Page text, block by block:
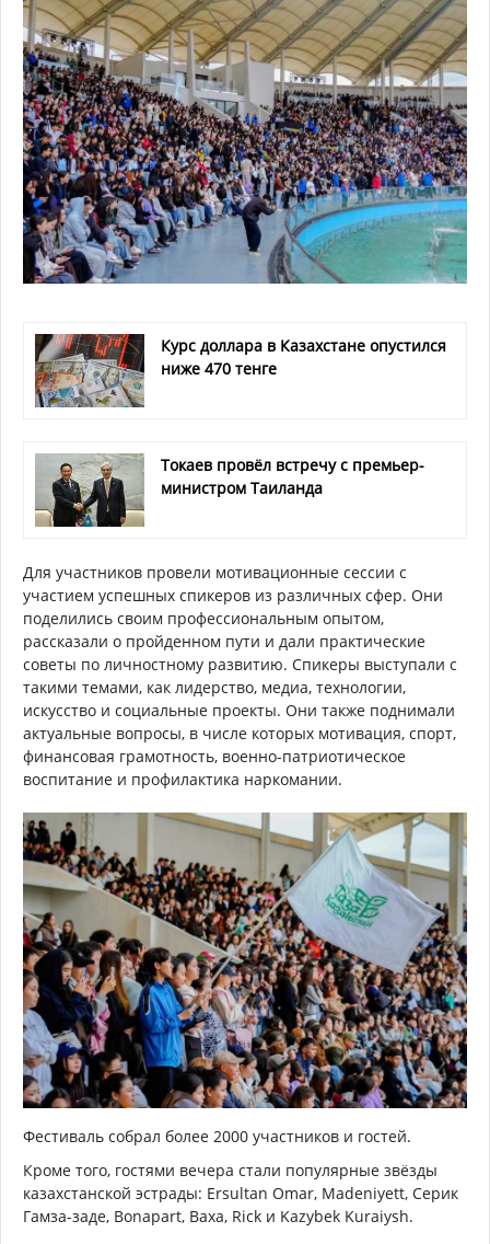
Курс доллара в Казахстане опустился
ниже 470 тенге
Токаев провёл встречу с премьер-
министром Таиланда
Для участников провели мотивационные сессии с
участием успешных спикеров из различных сфер. Они
поделились своим профессиональным опытом,
рассказали о пройденном пути и дали практические
советы по личностному развитию. Спикеры выступали с
такими темами, как лидерство, медиа, технологии,
искусство и социальные проекты. Они также поднимали
актуальные вопросы, в числе которых мотивация, спорт,
финансовая грамотность, военно-патриотическое
воспитание и профилактика наркомании.
Фестиваль собрал более 2000 участников и гостей.
Кроме того, гостями вечера стали популярные звёзды
казахстанской эстрады: Ersultan Omar, Madeniyett, Серик
Гамза-заде, Bonapart, Baxa, Rick и Kazybek Kuraiysh.